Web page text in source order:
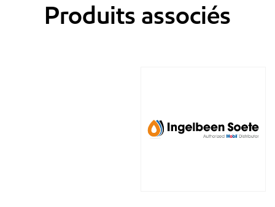
Produits associés